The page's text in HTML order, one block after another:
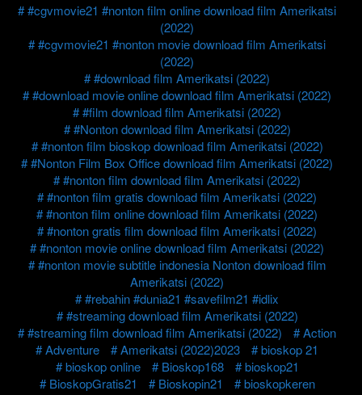
#cgvmovie21 #nonton film online download film Amerikatsi
(2022)
#cgvmovie21 #nonton movie download film Amerikatsi
(2022)
#download film Amerikatsi (2022)
#download movie online download film Amerikatsi (2022)
#film download film Amerikatsi (2022)
#Nonton download film Amerikatsi (2022)
#nonton film bioskop download film Amerikatsi (2022)
#Nonton Film Box Office download film Amerikatsi (2022)
#nonton film download film Amerikatsi (2022)
#nonton film gratis download film Amerikatsi (2022)
#nonton film online download film Amerikatsi (2022)
#nonton gratis film download film Amerikatsi (2022)
#nonton movie online download film Amerikatsi (2022)
#nonton movie subtitle indonesia Nonton download film
Amerikatsi (2022)
#rebahin #dunia21 #savefilm21 #idlix
#streaming download film Amerikatsi (2022)
#streaming film download film Amerikatsi (2022)
Action
Adventure
Amerikatsi (2022)2023
bioskop 21
bioskop online
Bioskop168
bioskop21
BioskopGratis21
Bioskopin21
bioskopkeren